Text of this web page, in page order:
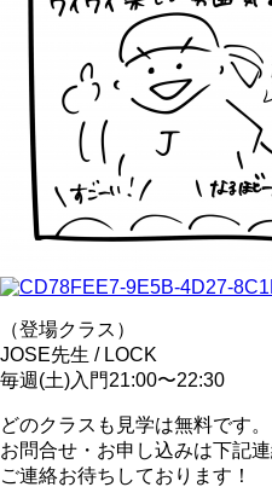
（登場クラス）
JOSE先生 / LOCK
毎週(土)入門21:00〜22:30
どのクラスも見学は無料です。
お問合せ・お申し込みは下記連
ご連絡お待ちしております！